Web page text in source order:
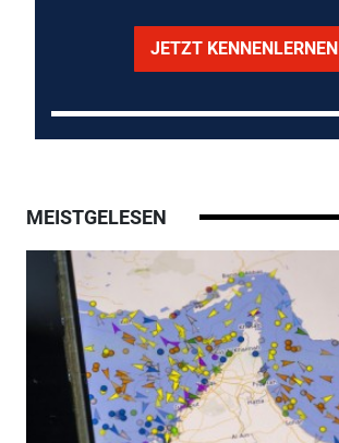
JETZT KENNENLERNEN
MEISTGELESEN